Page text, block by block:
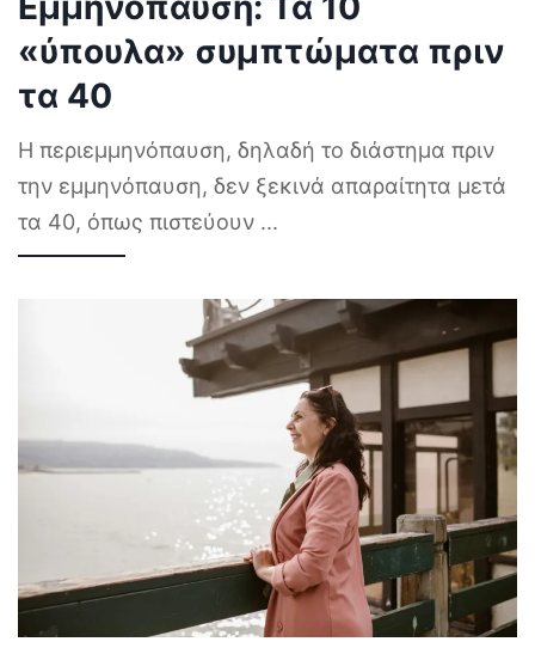
«ύπουλα» συμπτώματα πριν
τα 40
Η περιεμμηνόπαυση, δηλαδή το διάστημα πριν
την εμμηνόπαυση, δεν ξεκινά απαραίτητα μετά
τα 40, όπως πιστεύουν ...